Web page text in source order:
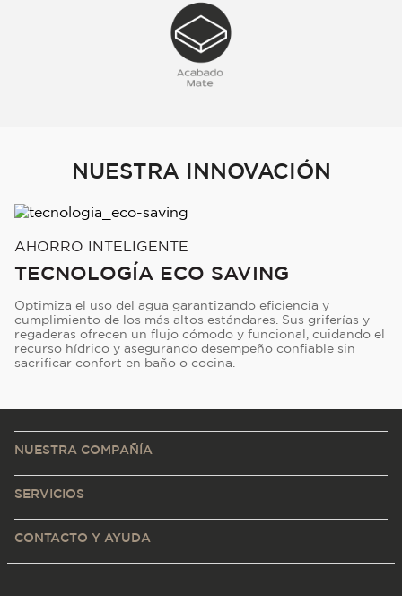
NUESTRA INNOVACIÓN
AHORRO INTELIGENTE
TECNOLOGÍA ECO SAVING
Optimiza el uso del agua garantizando eficiencia y
cumplimiento de los más altos estándares. Sus griferías y
regaderas ofrecen un flujo cómodo y funcional, cuidando el
recurso hídrico y asegurando desempeño confiable sin
sacrificar confort en baño o cocina.
NUESTRA COMPAÑÍA
SERVICIOS
CONTACTO Y AYUDA